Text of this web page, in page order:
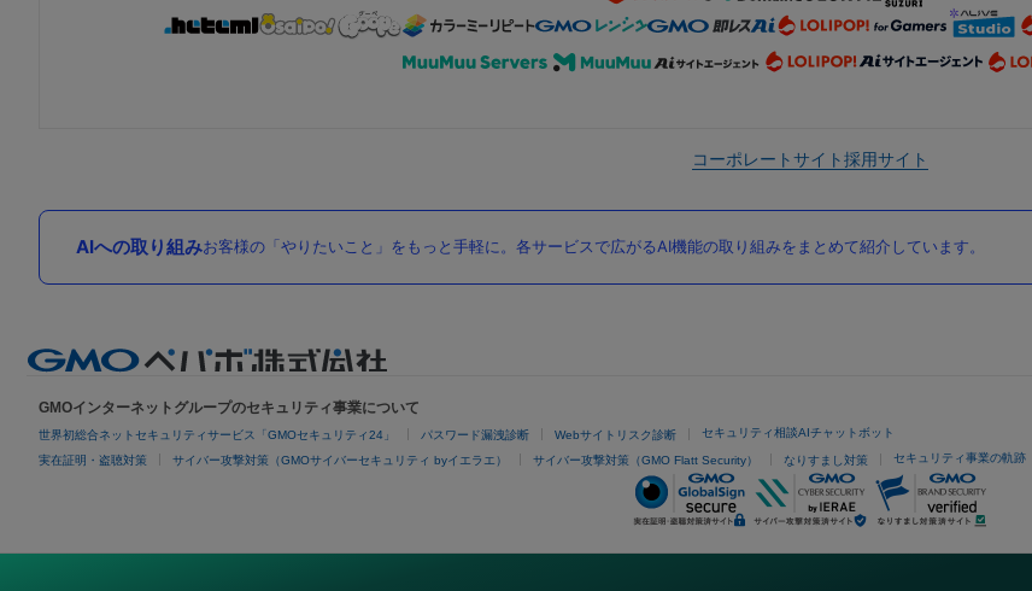
コーポレートサイト採用サイト
AIへの取り組みお客様の「やりたいこと」をもっと手軽に。各サービスで広がるAI機能の取り組みをまとめて紹介しています。
GMOインターネットグループのセキュリティ事業について
世界初総合ネットセキュリティサービス「GMOセキュリティ24」 パスワード漏洩診断 Webサイトリスク診断 セキュリティ相談AIチャットボット
実在証明・盗聴対策 サイバー攻撃対策（GMOサイバーセキュリティ byイエラエ） サイバー攻撃対策（GMO Flatt Security） なりすまし対策 セキュリティ事業の軌跡